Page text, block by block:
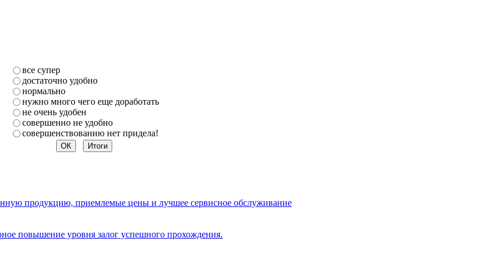
все супер
достаточно удобно
нормально
нужно много чего еще доработать
не очень удобен
совершенно не удобно
совершенствованию нет придела!
продукцию, приемлемые цены и лучшее сервисное обслуживание
повышение уровня залог успешного прохождения.